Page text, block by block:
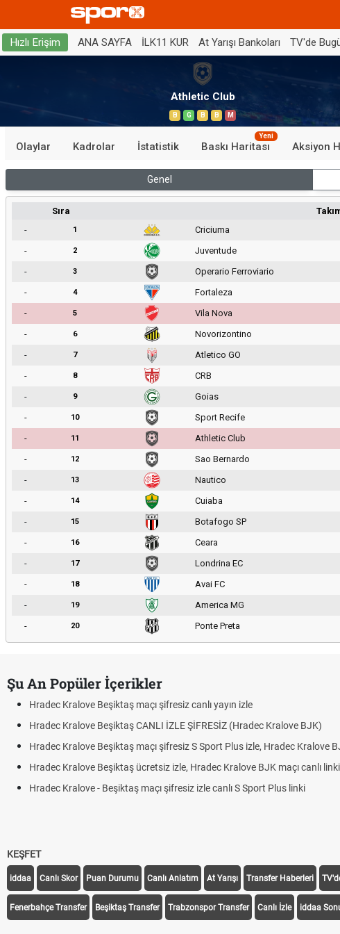
Hızlı Erişim ANA SAYFA İLK11 KUR At Yarışı Bankoları TV'de
Athletic Club
B G B B M
Olaylar Kadrolar İstatistik Baskı Haritası
Yeni
Aksiyon
Genel
Sıra
-
1 Criciuma
-
2 Juventude
-
3 Operario Ferroviario
-
4 Fortaleza
-
5 Vila Nova
-
6 Novorizontino
-
7 Atletico GO
-
8 CRB
-
9 Goias
-
10 Sport Recife
-
11 Athletic Club
-
12 Sao Bernardo
-
13 Nautico
-
14 Cuiaba
-
15 Botafogo SP
-
16 Ceara
-
17 Londrina EC
-
18 Avai FC
-
19 America MG
-
20 Ponte Preta
Şu An Popüler İçerikler
Hradec Kralove Beşiktaş maçı şifresiz canlı yayın izle
Hradec Kralove Beşiktaş CANLI İZLE ŞİFRESİZ (Hradec Kralove BJK)
Hradec Kralove Beşiktaş maçı şifresiz S Sport Plus izle, Hradec Kralove
Hradec Kralove Beşiktaş ücretsiz izle, Hradec Kralove BJK maçı canlı linki
Hradec Kralove - Beşiktaş maçı şifresiz izle canlı S Sport Plus linki
KEŞFET
iddaa Canlı Skor Puan Durumu Canlı Anlatım At Yarışı Transfer Haberleri
Fenerbahçe Transfer Beşiktaş Transfer Trabzonspor Transfer Canlı İzle iddaa